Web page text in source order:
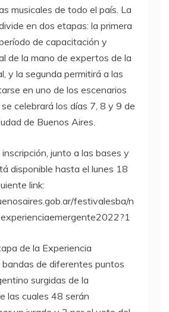
musicales de todo el país. La
en dos etapas: la primera
de capacitación y
de la mano de expertos de la
y la segunda permitirá a las
en uno de los escenarios
celebrará los días 7, 8 y 9 de
de Buenos Aires.
junto a las bases y
disponible hasta el lunes 18
link:
festivalesba/n
de la Experiencia
de diferentes puntos
surgidas de la
las cuales 48 serán